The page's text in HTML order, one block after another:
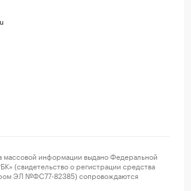
информации выдано Федеральной
(свидетельство о регистрации средства
ЭЛ №ФС77-82385) сопровождаются